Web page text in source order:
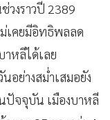
วงราวปี 2389
เคยมีอิทธิพลลด
หลีได้เลย
อย่างสม่ำเสมอยัง
ปัจจุบัน เมืองบาหลี